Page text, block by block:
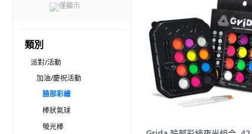
僅顯示
類別
派對/活動
加油/慶祝活動
臉部彩繪
棒狀氣球
螢光棒